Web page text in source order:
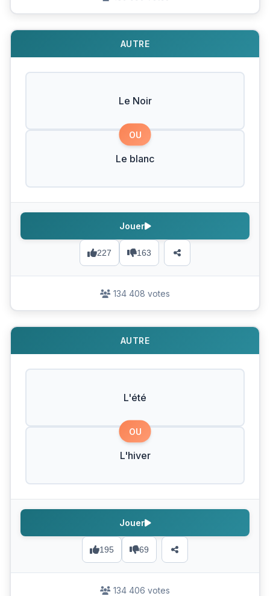
AUTRE
Le Noir
OU
Le blanc
227 163
Jouer
134 408 votes
AUTRE
L'été
OU
L'hiver
195 69
Jouer
134 406 votes